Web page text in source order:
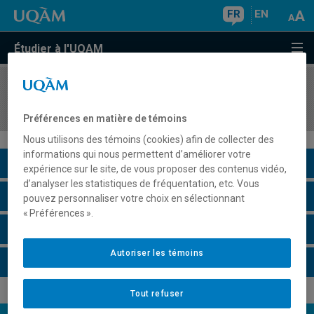
FR EN
Étudier à l'UQAM
COURS//
Description du cours
Horaire - Été 2026
Préférences en matière de témoins
Nous utilisons des témoins (cookies) afin de collecter des
informations qui nous permettent d’améliorer votre
expérience sur le site, de vous proposer des contenus vidéo,
d’analyser les statistiques de fréquentation, etc. Vous
pouvez personnaliser votre choix en sélectionnant
« Préférences ».
Tout refuser
Autoriser les témoins